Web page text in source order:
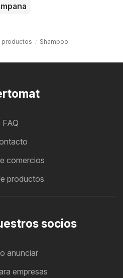
productos Shampoo
FAQ
comercios
productos
socios
anunciar
empresas